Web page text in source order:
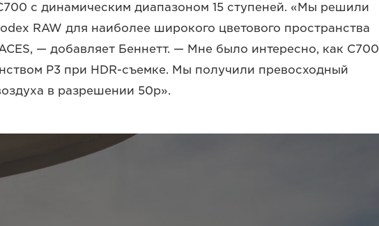
с динамическим диапазоном 15 ступеней. «Мы решили
RAW для наиболее широкого цветового пространства
— добавляет Беннетт. — Мне было интересно, как C700
P3 при HDR-съемке. Мы получили превосходный
в разрешении 50p».